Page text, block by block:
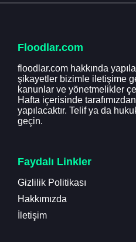
Floodlar.com
floodlar.com hakkında
şikayetler bizimle iletişime
kanunlar ve yönetmelikler
Hafta içerisinde
yapılacaktır. Telif ya da
geçin.
Faydalı Linkler
Gizlilik Politikası
Hakkımızda
İletişim